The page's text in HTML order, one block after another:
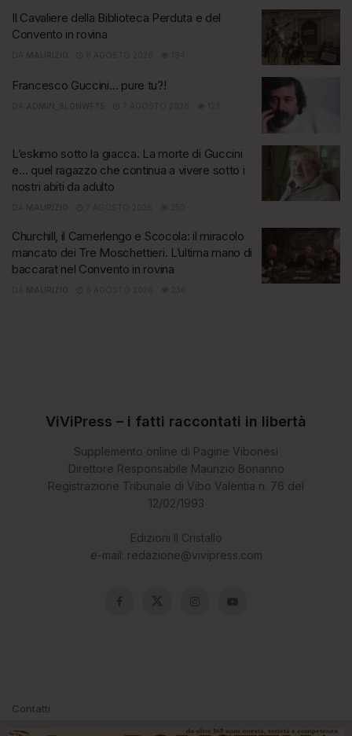
Il Cavaliere della Biblioteca Perduta e del
Convento in rovina
Francesco Guccini… pure tu?!
L’eskimo sotto la giacca. La morte di Guccini
e… quel ragazzo che continua a vivere sotto i
nostri abiti da adulto
Churchill, il Camerlengo e Scocola: il miracolo
mancato dei Tre Moschettieri. L’ultima mano di
baccarat nel Convento in rovina
ViViPress – i fatti raccontati in libertà
Supplemento online di Pagine Vibonesi
Direttore Responsabile Maurizio Bonanno
Registrazione Tribunale di Vibo Valentia n. 76 del
12/02/1993
Edizioni Il Cristallo
e-mail: redazione@vivipress.com
Contatti
© 2024 ViViPress.com - i fatti raccontati in libertà. - Powered by 3k